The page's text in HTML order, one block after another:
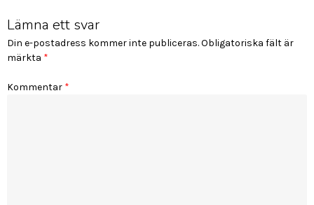
Lämna ett svar
Din e-postadress kommer inte publiceras.Obligatoriska fält är
märkta *
Kommentar *